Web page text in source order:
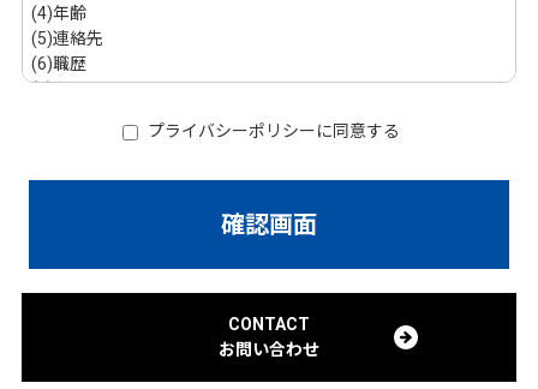
(4)年齢
(5)連絡先
(6)職歴
(7)学歴
当社は、利用者から以下の情報を取得します。
(4)本サービスに関する新機能、更新情報をお知らせするため
(5)メールマガジンの送信、ダイレクトメールの送付のため
(6)広告効果の分析、市場分析、マーケティングのため
プライバシーポリシーに同意する
CONTACT
お問い合わせ